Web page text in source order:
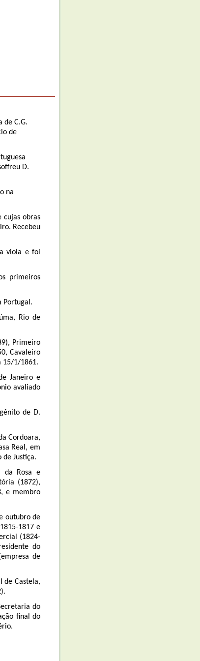
de C.G.
Rio de
D.
na
cujas obras
Recebeu
viola e foi
primeiros
Portugal.
Rio de
Primeiro
Cavaleiro
15/1/1861.
Janeiro e
avaliado
de D.
Cordoara,
Real, em
Justiça.
da Rosa e
(1872),
e membro
outubro de
1817 e
(1824-
do
de
de Castela,
do
final do